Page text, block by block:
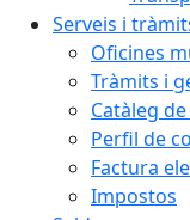
Serveis i
Oficines
Tràmits i
Catàleg
Perfil de
Factura
Impostos